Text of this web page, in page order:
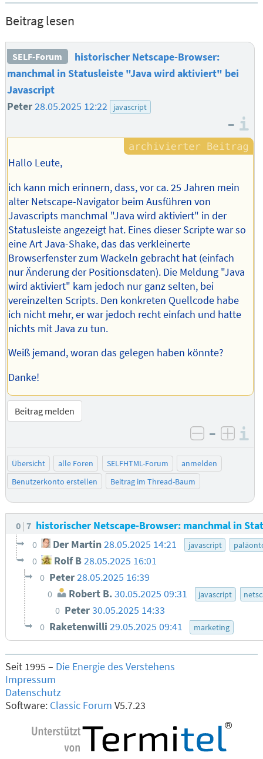
Beitrag lesen
SELF-Forum
historischer Netscape-Browser:
manchmal in Statusleiste "Java wird aktiviert" bei
Javascript
Peter28.05.2025 12:22 javascript
–
Hallo Leute,
ich kann mich erinnern, dass, vor ca. 25 Jahren mein
alter Netscape-Navigator beim Ausführen von
Javascripts manchmal "Java wird aktiviert" in der
Statusleiste angezeigt hat. Eines dieser Scripte war so
eine Art Java-Shake, das das verkleinerte
Browserfenster zum Wackeln gebracht hat (einfach
nur Änderung der Positionsdaten). Die Meldung "Java
wird aktiviert" kam jedoch nur ganz selten, bei
vereinzelten Scripts. Den konkreten Quellcode habe
ich nicht mehr, er war jedoch recht einfach und hatte
nichts mit Java zu tun.
Weiß jemand, woran das gelegen haben könnte?
Danke!
Beitrag melden
negativ
–
Übersicht alle Foren SELFHTML-Forum
anmelden
Benutzerkonto erstellen
Beitrag im Thread-Baum
0 7 historischer Netscape-Browser: manchmal in
0 Der Martin28.05.2025 14:21 javascript
0 Rolf B28.05.2025 16:01
0 Peter28.05.2025 16:39
0 Robert B.30.05.2025 09:31 javascript
0 Peter30.05.2025 14:33
0 Raketenwilli 29.05.2025 09:41 marketing
Seit 1995 – Die Energie des Verstehens
Impressum
Datenschutz
Software: Classic Forum V5.7.23